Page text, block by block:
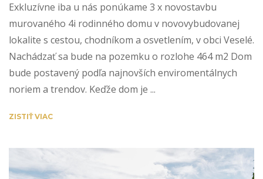
Exkluzívne iba u nás ponúkame 3 x novostavbu
murovaného 4i rodinného domu v novovybudovanej
lokalite s cestou, chodníkom a osvetlením, v obci Veselé.
Nachádzať sa bude na pozemku o rozlohe 464 m2 Dom
bude postavený podľa najnovších enviromentálnych
noriem a trendov. Keďže dom je ...
ZISTIŤ VIAC